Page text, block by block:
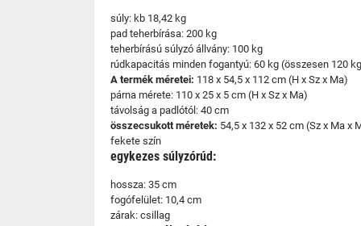
súly: kb 18,42 kg
pad teherbírása: 200 kg
teherbírású súlyzó állvány: 100 kg
rúdkapacitás minden fogantyú: 60 kg (összesen 120
A termék méretei: 118 x 54,5 x 112 cm (H x Sz x Ma)
párna mérete: 110 x 25 x 5 cm (H x Sz x Ma)
távolság a padlótól: 40 cm
összecsukott méretek: 54,5 x 132 x 52 cm (Sz x Ma x
fekete szín
egykezes súlyzórúd:
hossza: 35 cm
fogófelület: 10,4 cm
zárak: csillag